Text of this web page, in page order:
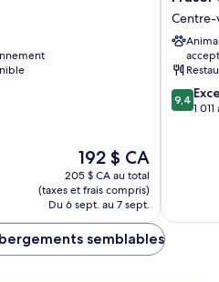
Le
prix
est
de
192 $ CA
192 $ CA
205 $ CA au total
(taxes et frais compris)
Du 6 sept. au 7 sept.
Suites
Centre-
ville
9.4
sur
9,4
1 011
semblables